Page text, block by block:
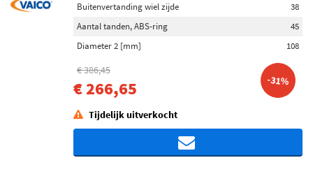
Buitenvertanding wiel zijde
38
Aantal tanden, ABS-ring
45
Diameter 2 [mm]
108
€ 386,45
€ 266,65 -31%
Tijdelijk uitverkocht